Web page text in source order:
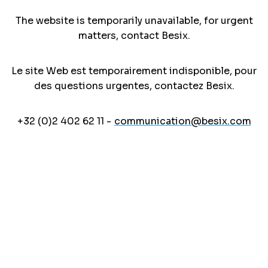
The website is temporarily unavailable, for urgent
matters, contact Besix.
Le site Web est temporairement indisponible, pour
des questions urgentes, contactez Besix.
+32 (0)2 402 62 11 - communication@besix.com